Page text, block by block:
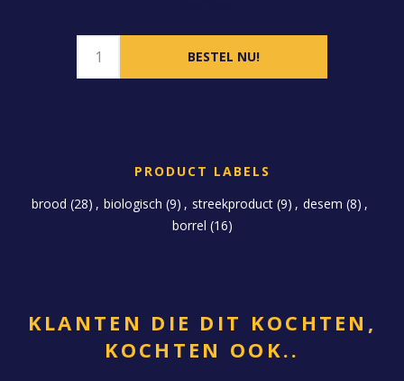
PRODUCT LABELS
brood (28) , biologisch (9) , streekproduct (9) , desem (8) ,
borrel (16)
KLANTEN DIE DIT KOCHTEN,
KOCHTEN OOK..